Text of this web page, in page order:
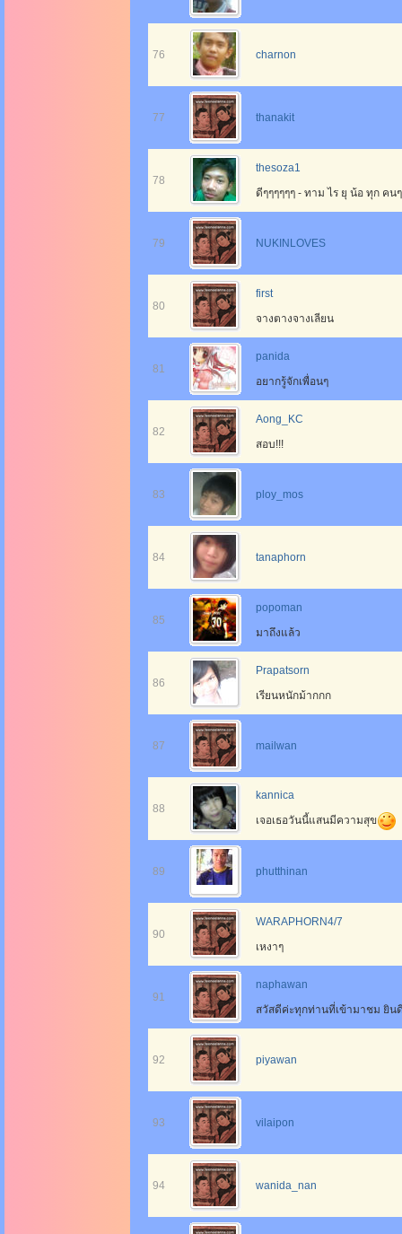
76 charnon
77 thanakit
78
thesoza1
ดีๆๆๆๆๆๆ - ทาม ไร ยุ น้อ ทุก คน
79 NUKINLOVES
80
first
จางตางจางเลียน
81
panida
อยากรู้จักเพื่อนๆ
82
Aong_KC
สอบ!!!
83 ploy_mos
84 tanaphorn
85
popoman
มาถึงแล้ว
86
Prapatsorn
เรียนหนักม้ากกก
87 mailwan
88
kannica
เจอเธอวันนี้แสนมีความสุข
89 phutthinan
90
WARAPHORN4/7
เหงาๆ
91
naphawan
สวัสดีค่ะทุกท่านที่เข้ามาชม ยิ
92 piyawan
93 vilaipon
94 wanida_nan